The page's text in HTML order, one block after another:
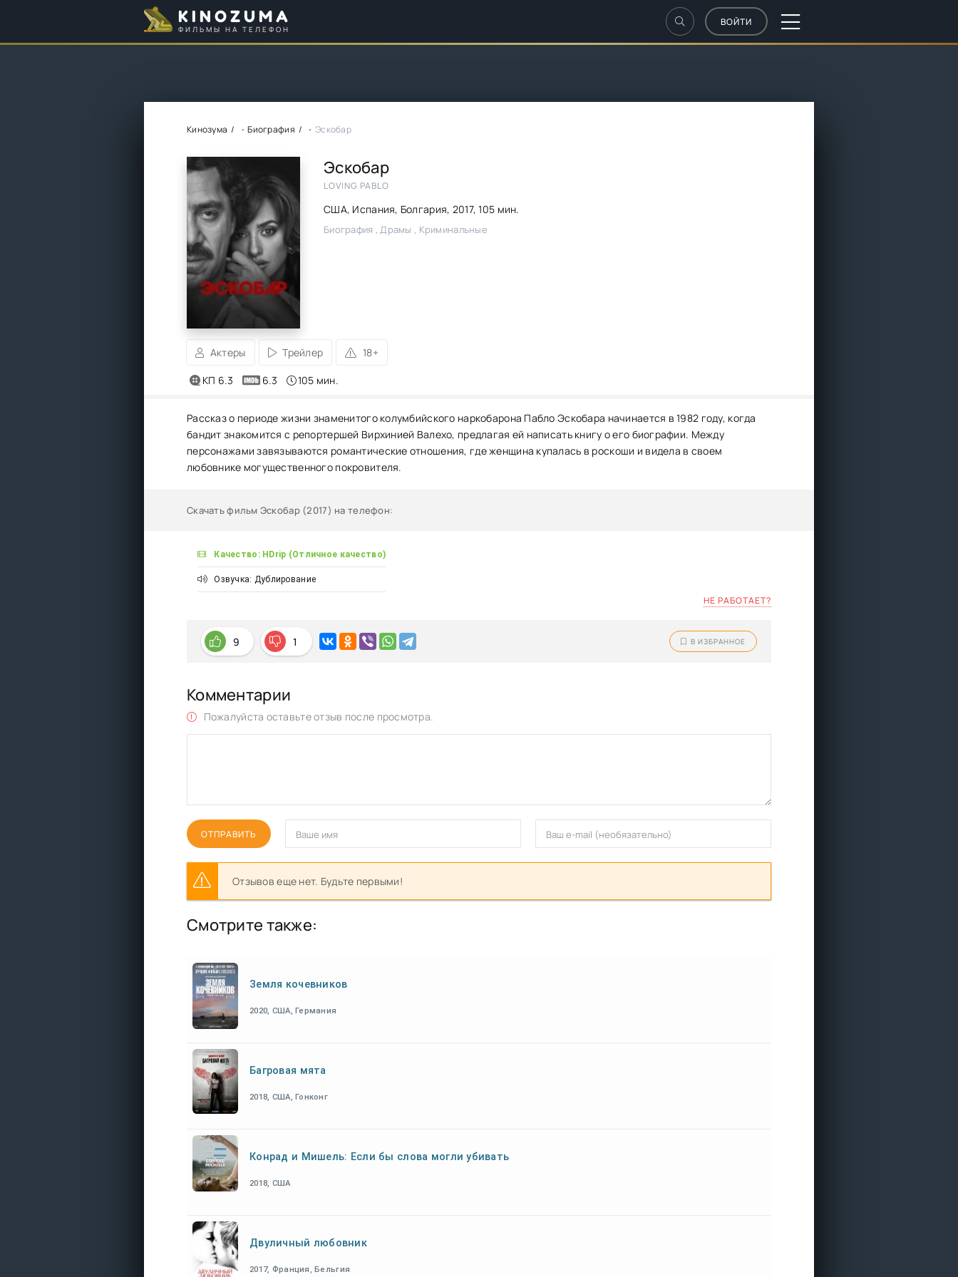
KINOZUMA
ФИЛЬМЫ НА ТЕЛЕФОН
ВОЙТИ
Кинозума •Биография • Эскобар
Эскобар
LOVING PABLO
США, Испания, Болгария, 2017, 105 мин.
Биография , Драмы , Криминальные
Актеры Трейлер 18+
КП 6.3 6.3 105 мин.
Рассказ о периоде жизни знаменитого колумбийского наркобарона Пабло Эскобара начинается в 1982 году, когда
бандит знакомится с репортершей Вирхинией Валехо, предлагая ей написать книгу о его биографии. Между
персонажами завязываются романтические отношения, где женщина купалась в роскоши и видела в своем
любовнике могущественного покровителя.
Скачать фильм Эскобар (2017) на телефон:
Качество: HDrip (Отличное качество)
Озвучка: Дублирование
НЕ РАБОТАЕТ?
9 1 В ИЗБРАННОЕ
Комментарии
Пожалуйста оставьте отзыв после просмотра.
ОТПРАВИТЬ
Отзывов еще нет. Будьте первыми!
Смотрите также:
Земля кочевников
2020, США, Германия
Багровая мята
2018, США, Гонконг
Конрад и Мишель: Если бы слова могли убивать
2018, США
Двуличный любовник
2017, Франция, Бельгия